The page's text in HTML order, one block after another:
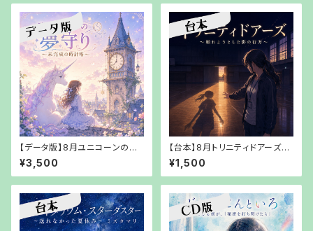
【データ版】8月ユニコーンの夢
守り ～未完成の時計塔～【URL
でお渡し】
¥3,500
【台本】8月トリニティドアーズ～
触れようとした影の行方～【PD
Fでお渡し】
¥1,500